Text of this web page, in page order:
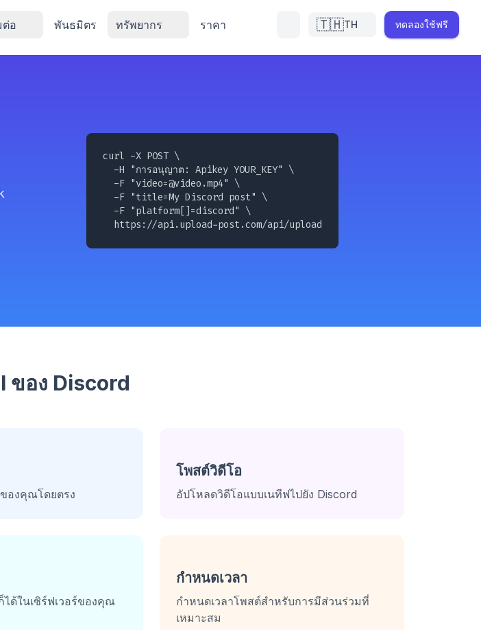
ต่อ พันธมิตร ทรัพยากร ราคา 🇹🇭TH ทดลองใช้ฟรี
curl -X POST \
  -H "การอนุญาต: Apikey YOUR_KEY" \
  -F "
video=@video.mp4" \
  -F "title=My Discord post" \
  -F "platform[]=discord" \
  https://api.upload-post.com/api/upload
ของ Discord
องคุณโดยตรง
โพสต์วิดีโอ
อัปโหลดวิดีโอแบบเนทีฟไปยัง Discord
ได้ในเซิร์ฟเวอร์ของคุณ
กำหนดเวลา
กำหนดเวลาโพสต์สำหรับการมีส่วนร่วมที่
เหมาะสม